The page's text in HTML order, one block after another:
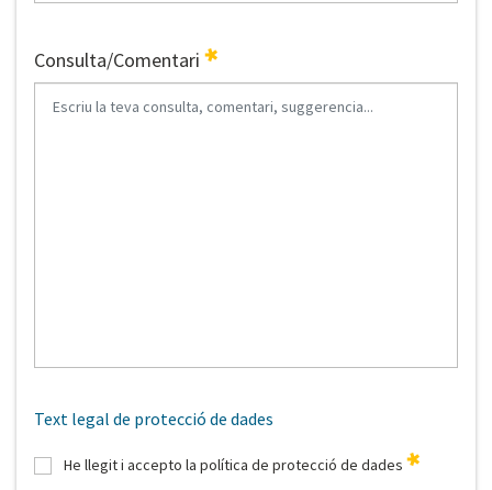
Consulta/Comentari
Text legal de protecció de dades
He llegit i accepto la política de protecció de dades